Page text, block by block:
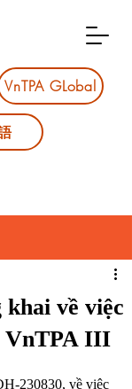
VnTPA GLobal
về việc
VnTPA III
230830, về việc